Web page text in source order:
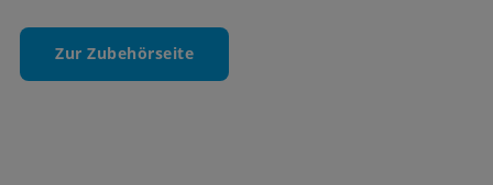
Zur Zubehörseite